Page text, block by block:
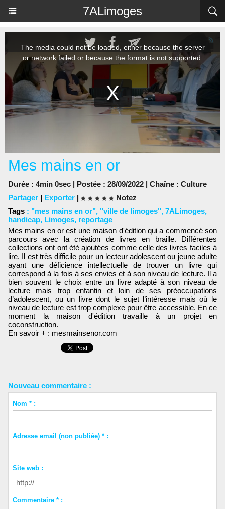
7ALimoges
Mes mains en or
Durée : 4min 0sec | Postée : 28/09/2022 | Chaîne : Culture
Partager | Exporter |
Notez
Tags : "mes mains en or", "ville de limoges", 7ALimoges,
handicap, Limoges, reportage
Mes mains en or est une maison d'édition qui a commencé son
parcours avec la création de livres en braille. Différentes
collections ont ont été ajoutées comme celle des livres faciles à
lire. Il est très difficile pour un lecteur adolescent ou jeune adulte
ayant une déficience intellectuelle de trouver un livre qui
correspond à la fois à ses envies et à son niveau de lecture. Il a
bien souvent le choix entre un livre adapté à son niveau de
lecture mais trop enfantin et loin de ses préoccupations
d’adolescent, ou un livre dont le sujet l’intéresse mais où le
niveau de lecture est trop complexe pour être accessible. En ce
moment la maison d'édition travaille à un projet en
coconstruction.
En savoir + : mesmainsenor.com
Nouveau commentaire :
Nom * :
Adresse email (non publiée) * :
Site web :
Commentaire * :